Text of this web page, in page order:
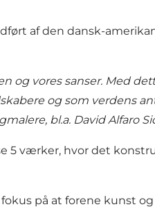
af den dansk-
og vores sanser. Med
og som verdens
bl.a. David Alfaro
5 værker, hvor det
på at forene kunst